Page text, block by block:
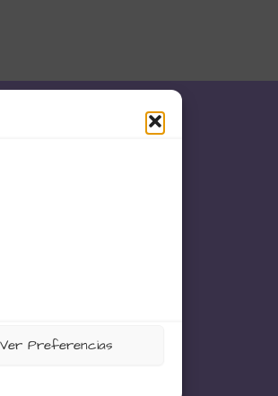
Ver Preferencias